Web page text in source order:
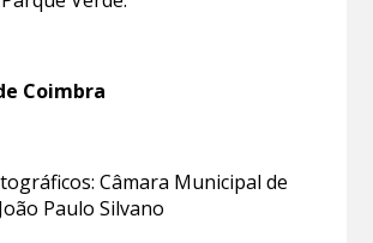
Coimbra
Câmara Municipal de
Paulo Silvano